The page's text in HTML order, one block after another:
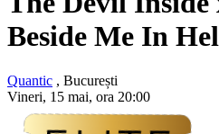
Beside Me In
Quantic , București
Vineri, 15 mai, ora 20:00